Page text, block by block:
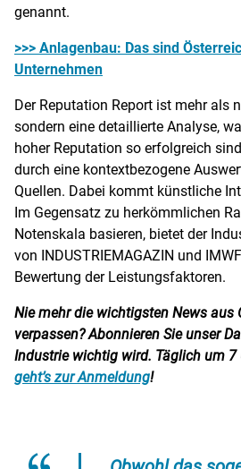
genannt.
>>> Anlagenbau: Das sind
Unternehmen
Der Reputation Report ist mehr als
sondern eine detaillierte Analyse,
hoher Reputation so erfolgreich
durch eine kontextbezogene
Quellen. Dabei kommt künstliche
Im Gegensatz zu herkömmlichen
Notenskala basieren, bietet der
von INDUSTRIEMAGAZIN und
Bewertung der Leistungsfaktoren.
Nie mehr die wichtigsten News aus
verpassen? Abonnieren Sie unser
Industrie wichtig wird. Täglich um 7
geht’s zur Anmeldung!